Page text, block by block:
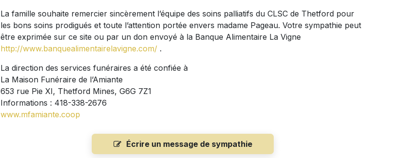
La famille souhaite remercier sincèrement l’équipe des soins palliatifs du CLSC de Thetford pour
les bons soins prodigués et toute l’attention portée envers madame Pageau. Votre sympathie peut
être exprimée sur ce site ou par un don envoyé à la Banque Alimentaire La Vigne
http://www.banquealimentairelavigne.com/ .
La direction des services funéraires a été confiée à
La Maison Funéraire de l’Amiante
653 rue Pie XI, Thetford Mines, G6G 7Z1
Informations : 418-338-2676
www.mfamiante.coop
Écrire un message de sympathie